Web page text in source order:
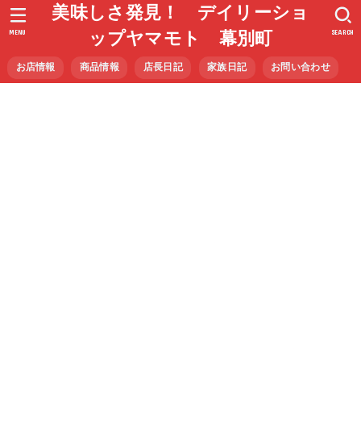
美味しさ発見！ デイリーショ
ップヤマモト 幕別町
お店情報 商品情報 店長日記 家族日記 お問い合わせ
SEARCH
MENU